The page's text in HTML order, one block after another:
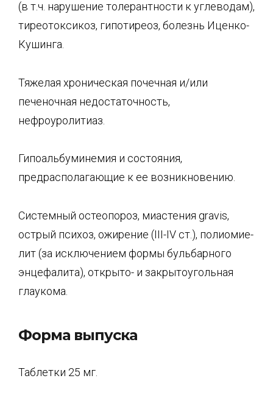
(в т.ч. нарушение толерантности к углево­дам),
тиреотоксикоз, гипотиреоз, болезнь Иценко-
Кушинга.
Тяжелая хроническая почечная и/или
печеночная недостаточность,
нефроуролитиаз.
Гипоальбуминемия и состояния,
предрасполагающие к ее возникновению.
Системный остеопороз, миастения gravis,
острый психоз, ожирение (III-IV ст.), полиомие­
лит (за исключением формы бульбарного
энцефалита), открыто- и закрытоугольная
глау­кома.
Форма выпуска
Таблетки 25 мг.